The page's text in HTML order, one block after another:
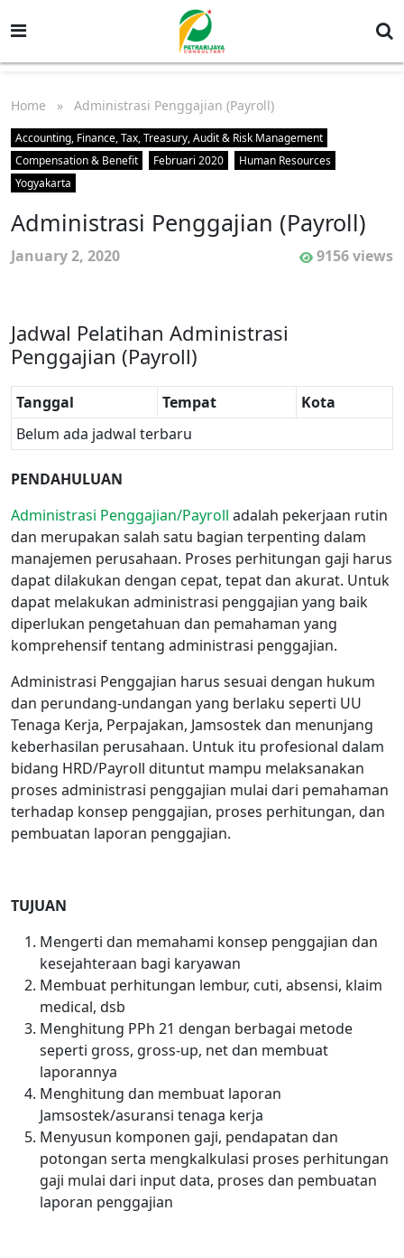
Home » Administrasi Penggajian (Payroll)
Accounting, Finance, Tax, Treasury, Audit & Risk Management
Compensation & Benefit
Februari 2020
Human Resources
Yogyakarta
Administrasi Penggajian (Payroll)
January 2, 2020 9156 views
Jadwal Pelatihan Administrasi
Penggajian (Payroll)
Tanggal Tempat
Kota
Belum ada jadwal terbaru
PENDAHULUAN
Administrasi Penggajian/Payroll adalah pekerjaan rutin
dan merupakan salah satu bagian terpenting dalam
manajemen perusahaan. Proses perhitungan gaji harus
dapat dilakukan dengan cepat, tepat dan akurat. Untuk
dapat melakukan administrasi penggajian yang baik
diperlukan pengetahuan dan pemahaman yang
komprehensif tentang administrasi penggajian.
Administrasi Penggajian harus sesuai dengan hukum
dan perundang-undangan yang berlaku seperti UU
Tenaga Kerja, Perpajakan, Jamsostek dan menunjang
keberhasilan perusahaan. Untuk itu profesional dalam
bidang HRD/Payroll dituntut mampu melaksanakan
proses administrasi penggajian mulai dari pemahaman
terhadap konsep penggajian, proses perhitungan, dan
pembuatan laporan penggajian.
TUJUAN
Mengerti dan memahami konsep penggajian dan
kesejahteraan bagi karyawan
Membuat perhitungan lembur, cuti, absensi, klaim
medical, dsb
Menghitung PPh 21 dengan berbagai metode
seperti gross, gross-up, net dan membuat
laporannya
Menghitung dan membuat laporan
Jamsostek/asuransi tenaga kerja
Menyusun komponen gaji, pendapatan dan
potongan serta mengkalkulasi proses perhitungan
gaji mulai dari input data, proses dan pembuatan
laporan penggajian